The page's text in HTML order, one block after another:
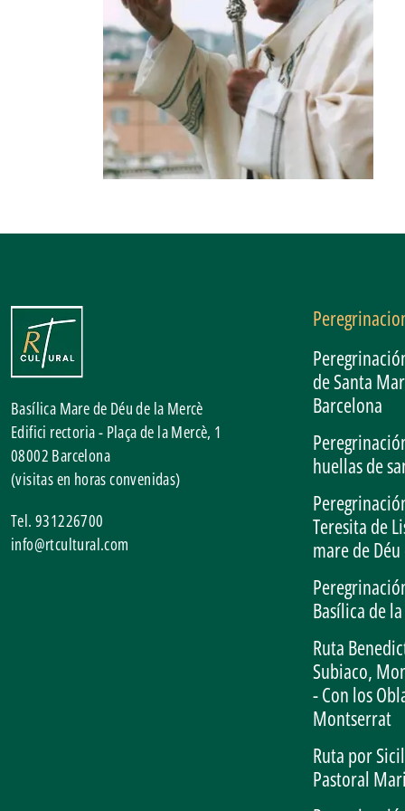
Basílica Mare de Déu de la Mercè
Edifici rectoria - Plaça de la Mercè, 1
08002 Barcelona
(visitas en horas convenidas)
Tel. 931226700
info@rtcultural.com
de Santa
Barcelona
huellas de
Teresita de
mare de
Basílica de
Ruta
Subiaco,
- Con los
Montserrat
Ruta por
Pastoral